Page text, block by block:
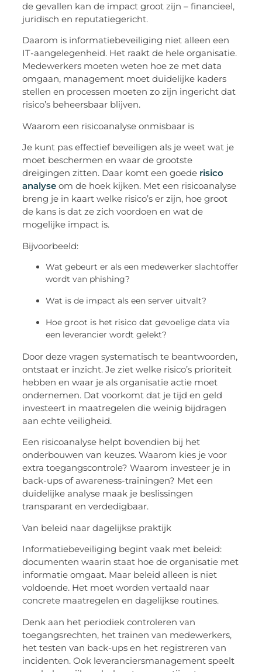
de gevallen kan de impact groot zijn – financieel,
juridisch en reputatiegericht.
Daarom is informatiebeveiliging niet alleen een
IT-aangelegenheid. Het raakt de hele organisatie.
Medewerkers moeten weten hoe ze met data
omgaan, management moet duidelijke kaders
stellen en processen moeten zo zijn ingericht dat
risico’s beheersbaar blijven.
Waarom een risicoanalyse onmisbaar is
Je kunt pas effectief beveiligen als je weet wat je
moet beschermen en waar de grootste
dreigingen zitten. Daar komt een goede risico
analyse om de hoek kijken. Met een risicoanalyse
breng je in kaart welke risico’s er zijn, hoe groot
de kans is dat ze zich voordoen en wat de
mogelijke impact is.
Bijvoorbeeld:
Wat gebeurt er als een medewerker slachtoffer
wordt van phishing?
Wat is de impact als een server uitvalt?
Hoe groot is het risico dat gevoelige data via
een leverancier wordt gelekt?
Door deze vragen systematisch te beantwoorden,
ontstaat er inzicht. Je ziet welke risico’s prioriteit
hebben en waar je als organisatie actie moet
ondernemen. Dat voorkomt dat je tijd en geld
investeert in maatregelen die weinig bijdragen
aan echte veiligheid.
Een risicoanalyse helpt bovendien bij het
onderbouwen van keuzes. Waarom kies je voor
extra toegangscontrole? Waarom investeer je in
back-ups of awareness-trainingen? Met een
duidelijke analyse maak je beslissingen
transparant en verdedigbaar.
Van beleid naar dagelijkse praktijk
Informatiebeveiliging begint vaak met beleid:
documenten waarin staat hoe de organisatie met
informatie omgaat. Maar beleid alleen is niet
voldoende. Het moet worden vertaald naar
concrete maatregelen en dagelijkse routines.
Denk aan het periodiek controleren van
toegangsrechten, het trainen van medewerkers,
het testen van back-ups en het registreren van
incidenten. Ook leveranciersmanagement speelt